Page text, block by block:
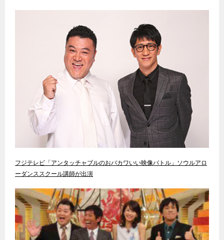
フジテレビ「アンタッチャブルのおバカワいい映像バトル」ソウルアロ
ーダンススクール講師が出演